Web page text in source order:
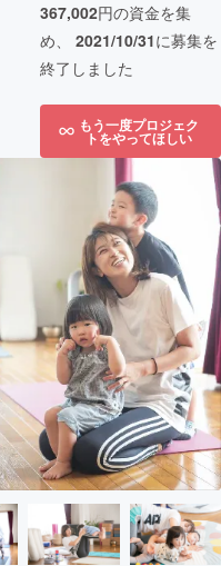
367,002円の資金を集
め、 2021/10/31に募集を
終了しました
もう一度プロジェク
トをやってほしい